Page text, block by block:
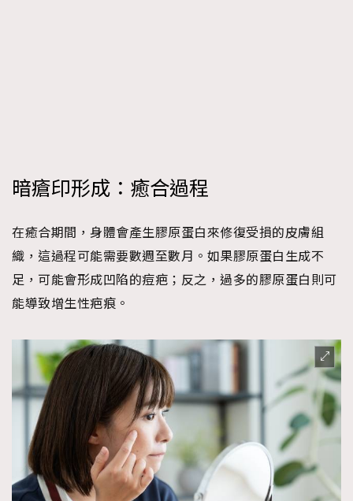
暗瘡印形成：癒合過程
在癒合期間，身體會產生膠原蛋白來修復受損的皮膚組
織，這過程可能需要數週至數月。如果膠原蛋白生成不
足，可能會形成凹陷的痘疤；反之，過多的膠原蛋白則可
能導致增生性疤痕。